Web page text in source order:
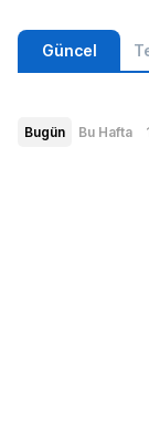
Güncel
Bugün Bu Hafta